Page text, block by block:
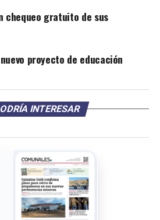
chequeo gratuito de sus
proyecto de educación
INTERESAR